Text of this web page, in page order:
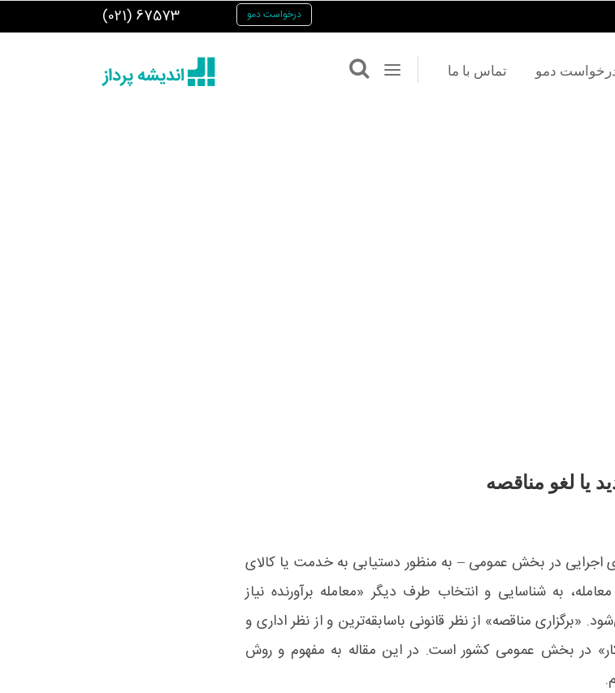
درخواست دمو (021) 67573
دمو تماس با ما
یا لغو مناقصه
اجرایی در بخش عمومی– به منظور دستیابی به خدمت یا کالای
به شناسایی و انتخاب طرف دیگر «معامله برآورنده نیاز
«برگزاری مناقصه» از نظر قانونی باسابقه‌ترین و از نظر اداری و
در بخش عمومی کشور است. در این مقاله به مفهوم و روش